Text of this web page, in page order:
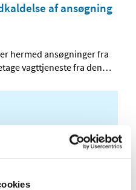
af ansøgning
hermed ansøgninger fra
vagttjeneste fra den…